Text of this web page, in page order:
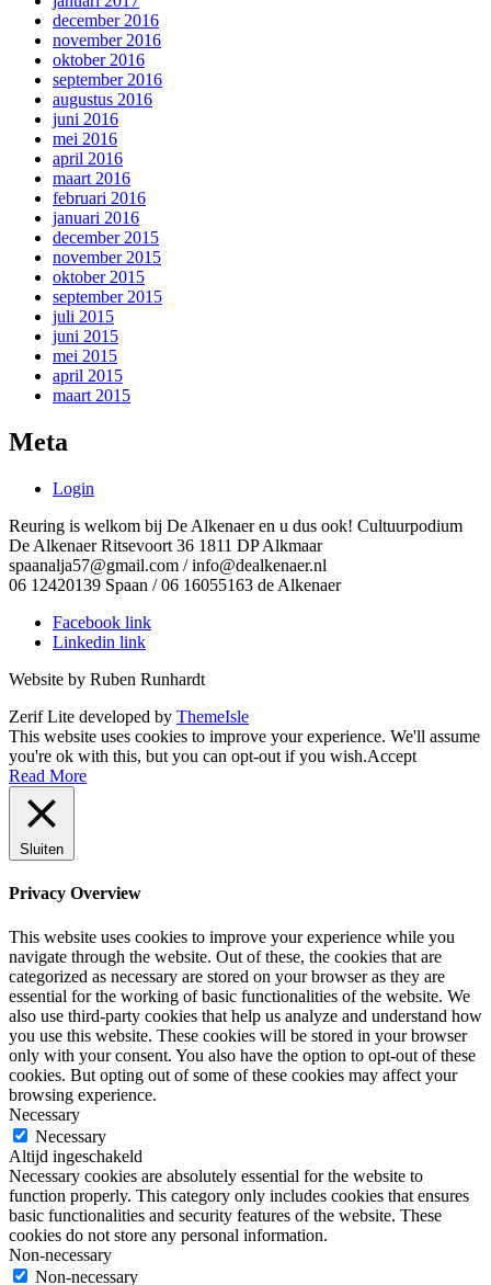
december 2016
november 2016
oktober 2016
september 2016
augustus 2016
juni 2016
mei 2016
april 2016
maart 2016
februari 2016
januari 2016
december 2015
november 2015
oktober 2015
september 2015
juli 2015
juni 2015
mei 2015
april 2015
maart 2015
Meta
Login
Reuring is welkom bij De Alkenaer en u dus ook! Cultuurpodium
De Alkenaer Ritsevoort 36 1811 DP Alkmaar
spaanalja57@gmail.com / info@dealkenaer.nl
06 12420139 Spaan / 06 16055163 de Alkenaer
Facebook link
Linkedin link
Website by Ruben Runhardt
Zerif Lite developed by ThemeIsle
This website uses cookies to improve your experience. We'll assume
you're ok with this, but you can opt-out if you wish.Accept
Read More
Sluiten
Privacy Overview
This website uses cookies to improve your experience while you
navigate through the website. Out of these, the cookies that are
categorized as necessary are stored on your browser as they are
essential for the working of basic functionalities of the website. We
also use third-party cookies that help us analyze and understand how
you use this website. These cookies will be stored in your browser
only with your consent. You also have the option to opt-out of these
cookies. But opting out of some of these cookies may affect your
browsing experience.
Necessary
Necessary
Altijd ingeschakeld
Necessary cookies are absolutely essential for the website to
function properly. This category only includes cookies that ensures
basic functionalities and security features of the website. These
cookies do not store any personal information.
Non-necessary
Non-necessary